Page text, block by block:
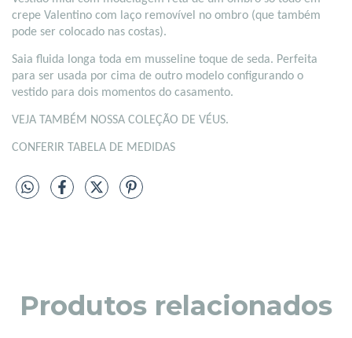
crepe Valentino com laço removível no ombro (que também
pode ser colocado nas costas).
Saia fluida longa toda em musseline toque de seda. Perfeita
para ser usada por cima de outro modelo configurando o
vestido para dois momentos do casamento.
VEJA TAMBÉM NOSSA COLEÇÃO DE VÉUS.
CONFERIR TABELA DE MEDIDAS
Produtos relacionados